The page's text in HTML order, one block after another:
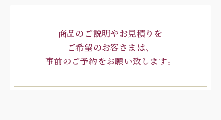
商品のご説明やお見積りを
ご希望のお客さまは、
事前のご予約をお願い致します。